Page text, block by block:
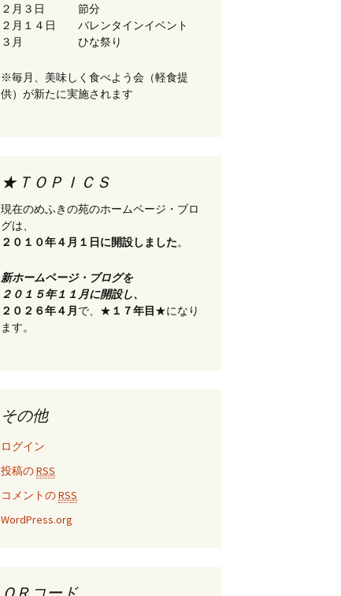
２月３日 節分
２月１４日 バレンタインイベント
３月 ひな祭り
※毎月、美味しく食べよう会（軽食提
供）が新たに実施されます
★ＴＯＰＩＣＳ
現在のめふきの苑のホームページ・ブロ
グは、
２０１０年４月１日に開設しました。
新ホームページ・ブログを
２０１５年１１月に開設し、
２０２６年４月で、★ １７年目★になり
ます。
その他
ログイン
投稿のRSS
コメントのRSS
WordPress.org